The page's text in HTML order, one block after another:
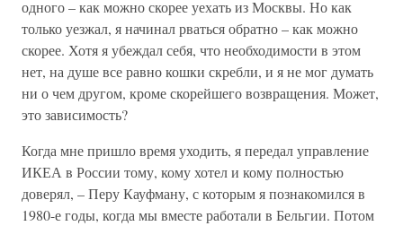
одного – как можно скорее уехать из Москвы. Но как
только уезжал, я начинал рваться обратно – как можно
скорее. Хотя я убеждал себя, что необходимости в этом
нет, на душе все равно кошки скребли, и я не мог думать
ни о чем другом, кроме скорейшего возвращения. Может,
это зависимость?
Когда мне пришло время уходить, я передал управление
ИКЕА в России тому, кому хотел и кому полностью
доверял, – Перу Кауфману, с которым я познакомился в
1980-е годы, когда мы вместе работали в Бельгии. Потом